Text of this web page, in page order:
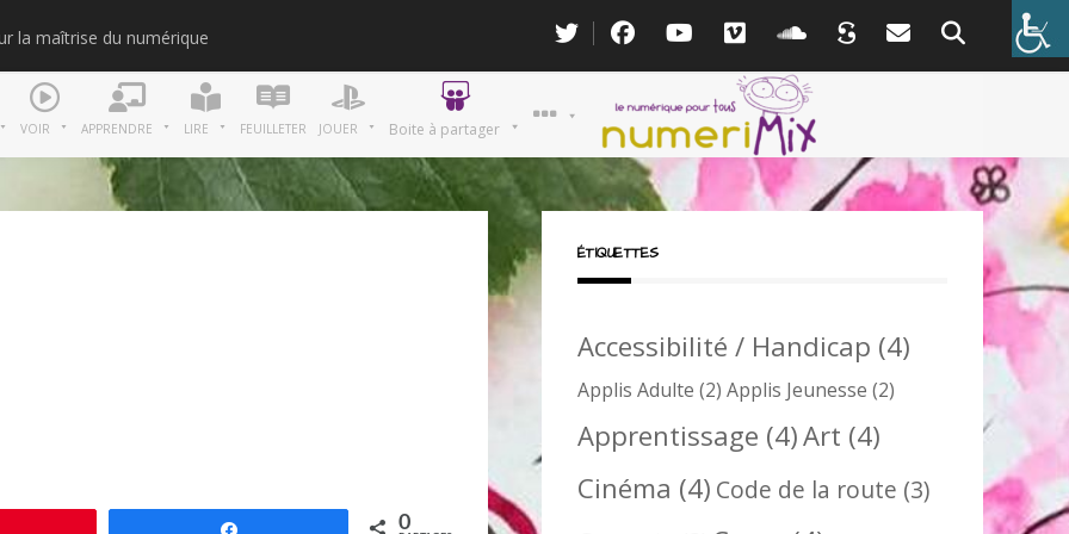
la maîtrise du numérique
VOIR APPRENDRE LIRE FEUILLETER JOUER Boite à partager
0
ÉTIQUETTES
Accessibilité / Handicap (4)
Applis Adulte (2) Applis Jeunesse (2)
Apprentissage (4)Art (4)
Cinéma (4) Code de la route (3)